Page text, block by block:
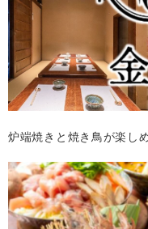
炉端焼きと焼き鳥が楽し